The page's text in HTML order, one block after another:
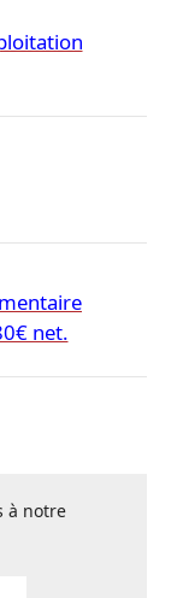
net.
à notre